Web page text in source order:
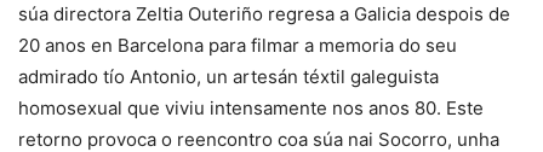
súa directora Zeltia Outeriño regresa a Galicia despois de
20 anos en Barcelona para filmar a memoria do seu
admirado tío Antonio, un artesán téxtil galeguista
homosexual que viviu intensamente nos anos 80. Este
retorno provoca o reencontro coa súa nai Socorro, unha